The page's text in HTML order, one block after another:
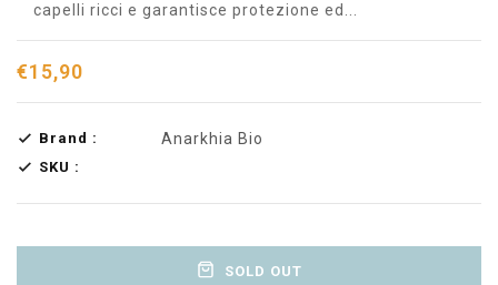
capelli ricci e garantisce protezione ed...
€15,90
Brand : Anarkhia Bio
SKU :
SOLD OUT